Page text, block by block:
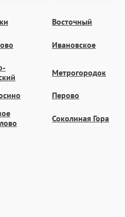
Восточный
Ивановское
Метрогородок
Перово
Соколиная Гора